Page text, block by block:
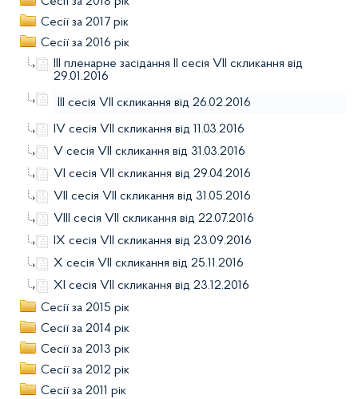
Сесії за 2017 рік
Сесії за 2016 рік
ІІІ пленарне засідання ІІ сесія VII скликання від
29.01.2016
ІІІ сесія VII скликання від 26.02.2016
ІV сесія VII скликання від 11.03.2016
V сесія VII скликання від 31.03.2016
VI сесія VII скликання від 29.04.2016
VIІ сесія VII скликання від 31.05.2016
VIІІ сесія VII скликання від 22.07.2016
ІХ сесія VII скликання від 23.09.2016
Х сесія VII скликання від 25.11.2016
ХІ сесія VII скликання від 23.12.2016
Сесії за 2015 рік
Сесії за 2014 рік
Сесії за 2013 рік
Сесії за 2012 рік
Сесії за 2011 рік